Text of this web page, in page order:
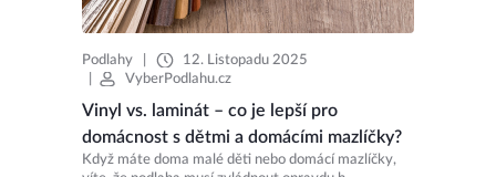
Podlahy
12. Listopadu 2025
VyberPodlahu.cz
Vinyl vs. laminát – co je lepší pro
domácnost s dětmi a domácími mazlíčky?
Když máte doma malé děti nebo domácí mazlíčky,